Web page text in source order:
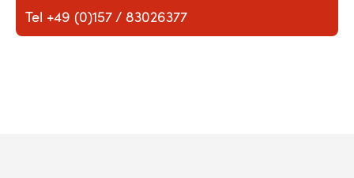
Tel +49 (0)157 / 83026377